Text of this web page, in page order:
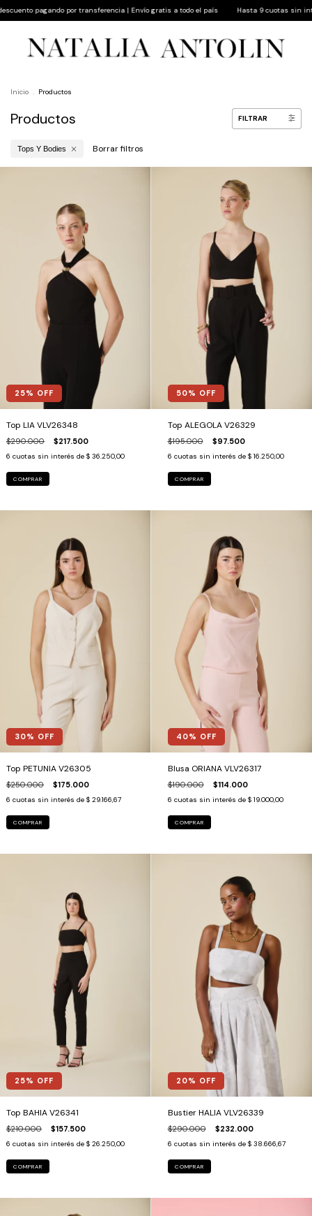
| Envío gratis a todo el país Hasta 9 cuotas sin interés | 10% de descuento
Inicio . Productos
Productos FILTRAR
Tops Y Bodies Borrar filtros
25% OFF
Top LIA VLV26348
$290.000 $217.500
6 cuotas sin interés de $ 36.250,00
COMPRAR
50% OFF
Top ALEGOLA V26329
$195.000 $97.500
6 cuotas sin interés de $ 16.250,00
COMPRAR
30% OFF
Top PETUNIA V26305
$250.000 $175.000
6 cuotas sin interés de $ 29.166,67
COMPRAR
40% OFF
Blusa ORIANA VLV26317
$190.000 $114.000
6 cuotas sin interés de $ 19.000,00
COMPRAR
25% OFF
Top BAHIA V26341
$210.000 $157.500
6 cuotas sin interés de $ 26.250,00
COMPRAR
20% OFF
Bustier HALIA VLV26339
$290.000 $232.000
6 cuotas sin interés de $ 38.666,67
COMPRAR